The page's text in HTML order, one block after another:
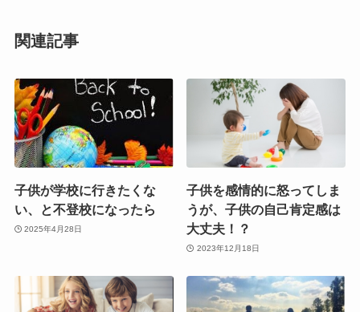
関連記事
子供が学校に行きたくな
い、と不登校になったら
2025年4月28日
子供を感情的に怒ってしま
うが、子供の自己肯定感は
大丈夫！？
2023年12月18日